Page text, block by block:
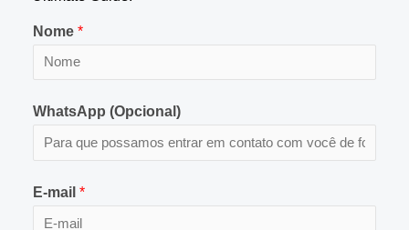
Nome *
WhatsApp (Opcional)
E-mail *